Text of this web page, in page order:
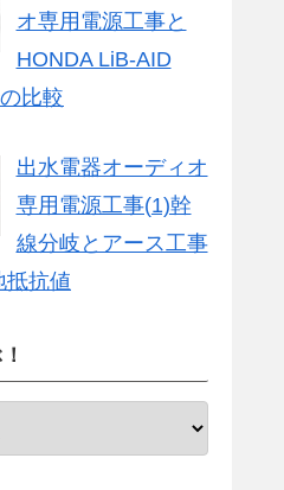
オ専用電源工事と
HONDA LiB-AID
比較
出水電器オーディオ
専用電源工事(1)幹
線分岐とアース工事
抵抗値